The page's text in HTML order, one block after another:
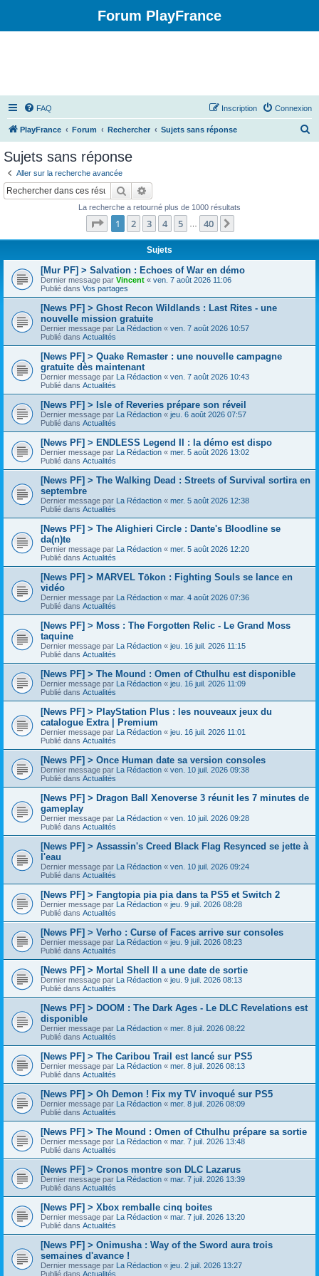
Forum PlayFrance
FAQ Connexion
Inscription
PlayFrance Forum Rechercher Sujets sans réponse
Sujets sans réponse
Aller sur la recherche avancée
Rechercher
La recherche a retourné plus de 1000 résultats
Page 1sur40
1 2 3 4 5 40
Sujets
[Mur PF] > Salvation : Echoes of War en démo
Dernier message par Vincent « ven. 7 août 2026 11:06
Publié dans Vos partages
[News PF] > Ghost Recon Wildlands : Last Rites - une
nouvelle mission gratuite
Dernier message par La Rédaction « ven. 7 août 2026 10:57
Publié dans Actualités
[News PF] > Quake Remaster : une nouvelle campagne
gratuite dès maintenant
Dernier message par La Rédaction « ven. 7 août 2026 10:43
Publié dans Actualités
[News PF] > Isle of Reveries prépare son réveil
Dernier message par La Rédaction « jeu. 6 août 2026 07:57
Publié dans Actualités
[News PF] > ENDLESS Legend II : la démo est dispo
Dernier message par La Rédaction « mer. 5 août 2026 13:02
Publié dans Actualités
[News PF] > The Walking Dead : Streets of Survival sortira en
septembre
Dernier message par La Rédaction « mer. 5 août 2026 12:38
Publié dans Actualités
[News PF] > The Alighieri Circle : Dante's Bloodline se
da(n)te
Dernier message par La Rédaction « mer. 5 août 2026 12:20
Publié dans Actualités
[News PF] > MARVEL Tōkon : Fighting Souls se lance en
vidéo
Dernier message par La Rédaction « mar. 4 août 2026 07:36
Publié dans Actualités
[News PF] > Moss : The Forgotten Relic - Le Grand Moss
taquine
Dernier message par La Rédaction « jeu. 16 juil. 2026 11:15
Publié dans Actualités
[News PF] > The Mound : Omen of Cthulhu est disponible
Dernier message par La Rédaction « jeu. 16 juil. 2026 11:09
Publié dans Actualités
[News PF] > PlayStation Plus : les nouveaux jeux du
catalogue Extra | Premium
Dernier message par La Rédaction « jeu. 16 juil. 2026 11:01
Publié dans Actualités
[News PF] > Once Human date sa version consoles
Dernier message par La Rédaction « ven. 10 juil. 2026 09:38
Publié dans Actualités
[News PF] > Dragon Ball Xenoverse 3 réunit les 7 minutes de
gameplay
Dernier message par La Rédaction « ven. 10 juil. 2026 09:28
Publié dans Actualités
[News PF] > Assassin's Creed Black Flag Resynced se jette à
l'eau
Dernier message par La Rédaction « ven. 10 juil. 2026 09:24
Publié dans Actualités
[News PF] > Fangtopia pia pia dans ta PS5 et Switch 2
Dernier message par La Rédaction « jeu. 9 juil. 2026 08:28
Publié dans Actualités
[News PF] > Verho : Curse of Faces arrive sur consoles
Dernier message par La Rédaction « jeu. 9 juil. 2026 08:23
Publié dans Actualités
[News PF] > Mortal Shell II a une date de sortie
Dernier message par La Rédaction « jeu. 9 juil. 2026 08:13
Publié dans Actualités
[News PF] > DOOM : The Dark Ages - Le DLC Revelations est
disponible
Dernier message par La Rédaction « mer. 8 juil. 2026 08:22
Publié dans Actualités
[News PF] > The Caribou Trail est lancé sur PS5
Dernier message par La Rédaction « mer. 8 juil. 2026 08:13
Publié dans Actualités
[News PF] > Oh Demon ! Fix my TV invoqué sur PS5
Dernier message par La Rédaction « mer. 8 juil. 2026 08:09
Publié dans Actualités
[News PF] > The Mound : Omen of Cthulhu prépare sa sortie
Dernier message par La Rédaction « mar. 7 juil. 2026 13:48
Publié dans Actualités
[News PF] > Cronos montre son DLC Lazarus
Dernier message par La Rédaction « mar. 7 juil. 2026 13:39
Publié dans Actualités
[News PF] > Xbox remballe cinq boites
Dernier message par La Rédaction « mar. 7 juil. 2026 13:20
Publié dans Actualités
[News PF] > Onimusha : Way of the Sword aura trois
semaines d'avance !
Dernier message par La Rédaction « jeu. 2 juil. 2026 13:27
Publié dans Actualités